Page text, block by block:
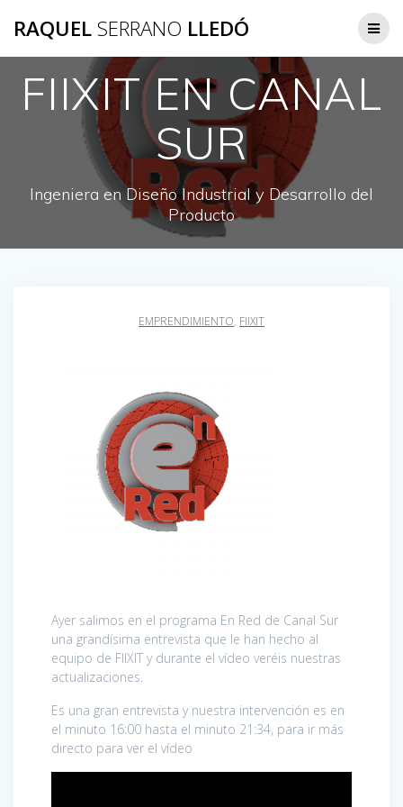
al
RAQUELSERRANO LLEDÓ
FIIXIT EN CANAL
SUR
Ingeniera en Diseño Industrial y Desarrollo del
Producto
EMPRENDIMIENTO, FIIXIT
Ayer salimos en el programa En Red de Canal Sur
una grandísima entrevista que le han hecho al
equipo de FIIXIT y durante el vídeo veréis nuestras
actualizaciones.
Es una gran entrevista y nuestra intervención es en
el minuto 16:00 hasta el minuto 21:34, para ir más
directo para ver el vídeo